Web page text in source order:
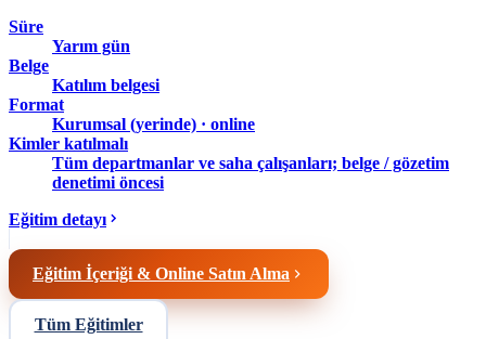
Süre
Yarım gün
Belge
Katılım belgesi
Format
Kurumsal (yerinde) · online
Kimler katılmalı
Tüm departmanlar ve saha çalışanları; belge / gözetim
denetimi öncesi
Eğitim detayı
Eğitim İçeriği & Online Satın Alma
Tüm Eğitimler